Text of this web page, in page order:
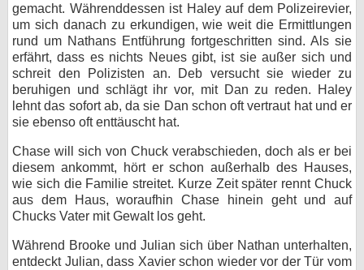
gemacht. Währenddessen ist Haley auf dem Polizeirevier,
um sich danach zu erkundigen, wie weit die Ermittlungen
rund um Nathans Entführung fortgeschritten sind. Als sie
erfährt, dass es nichts Neues gibt, ist sie außer sich und
schreit den Polizisten an. Deb versucht sie wieder zu
beruhigen und schlägt ihr vor, mit Dan zu reden. Haley
lehnt das sofort ab, da sie Dan schon oft vertraut hat und er
sie ebenso oft enttäuscht hat.
Chase will sich von Chuck verabschieden, doch als er bei
diesem ankommt, hört er schon außerhalb des Hauses,
wie sich die Familie streitet. Kurze Zeit später rennt Chuck
aus dem Haus, woraufhin Chase hinein geht und auf
Chucks Vater mit Gewalt los geht.
Während Brooke und Julian sich über Nathan unterhalten,
entdeckt Julian, dass Xavier schon wieder vor der Tür vom